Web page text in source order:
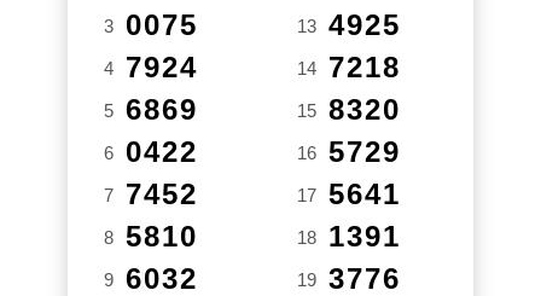
3 0075
4 7924
5 6869
6 0422
7 7452
8 5810
9 6032
13 4925
14 7218
15 8320
16 5729
17 5641
18 1391
19 3776